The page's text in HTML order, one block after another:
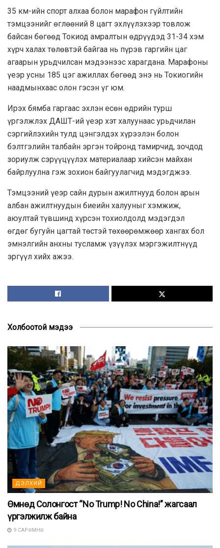
35 км-ийн спорт алхаа болон марафон гүйлтийн
тэмцээнийг өглөөний 8 цагт эхлүүлэхээр товлож
байсан бөгөөд Токиод амралтын өдрүүдэд 31-34 хэм
хүрч халах төлөвтэй байгаа нь пүрэв гаргийн цаг
агаарын урьдчилсан мэдээнээс харагдана. Марафоны
үеэр усны 185 цэг ажиллах бөгөөд энэ нь Токиогийн
наадмынхаас олон гэсэн үг юм.
Ирэх бямба гаргаас эхлэн есөн өдрийн турш
үргэлжлэх ДАШТ-ий үеэр хэт халуунаас урьдчилан
сэргийлэхийн тулд цэнгэлдэх хүрээлэн болон
бэлтгэлийн талбайн эргэн тойронд тамирчид, зочдод
зориулж сэрүүцүүлэх материалаар хийсэн майхан
байрлуулна гэж зохион байгуулагчид мэдэгджээ.
Тэмцээний үеэр сайн дурын ажилтнууд болон арын
албан ажилтнуудын биеийн халууныг хэмжиж,
аюултай түвшинд хүрсэн тохиолдолд мэдэгдэл
өгдөг бугуйн цагтай төстэй төхөөрөмжөөр хангах бол
эмнэлгийн анхны тусламж үзүүлэх мэргэжилтнүүд
эргүүл хийх ажээ.
Холбоотой мэдээ
ДЭЛХИЙ
Өмнөд Солонгост “No Trump! No China!” жагсаал
үргэлжилж байна
9 САР ӨМНӨ